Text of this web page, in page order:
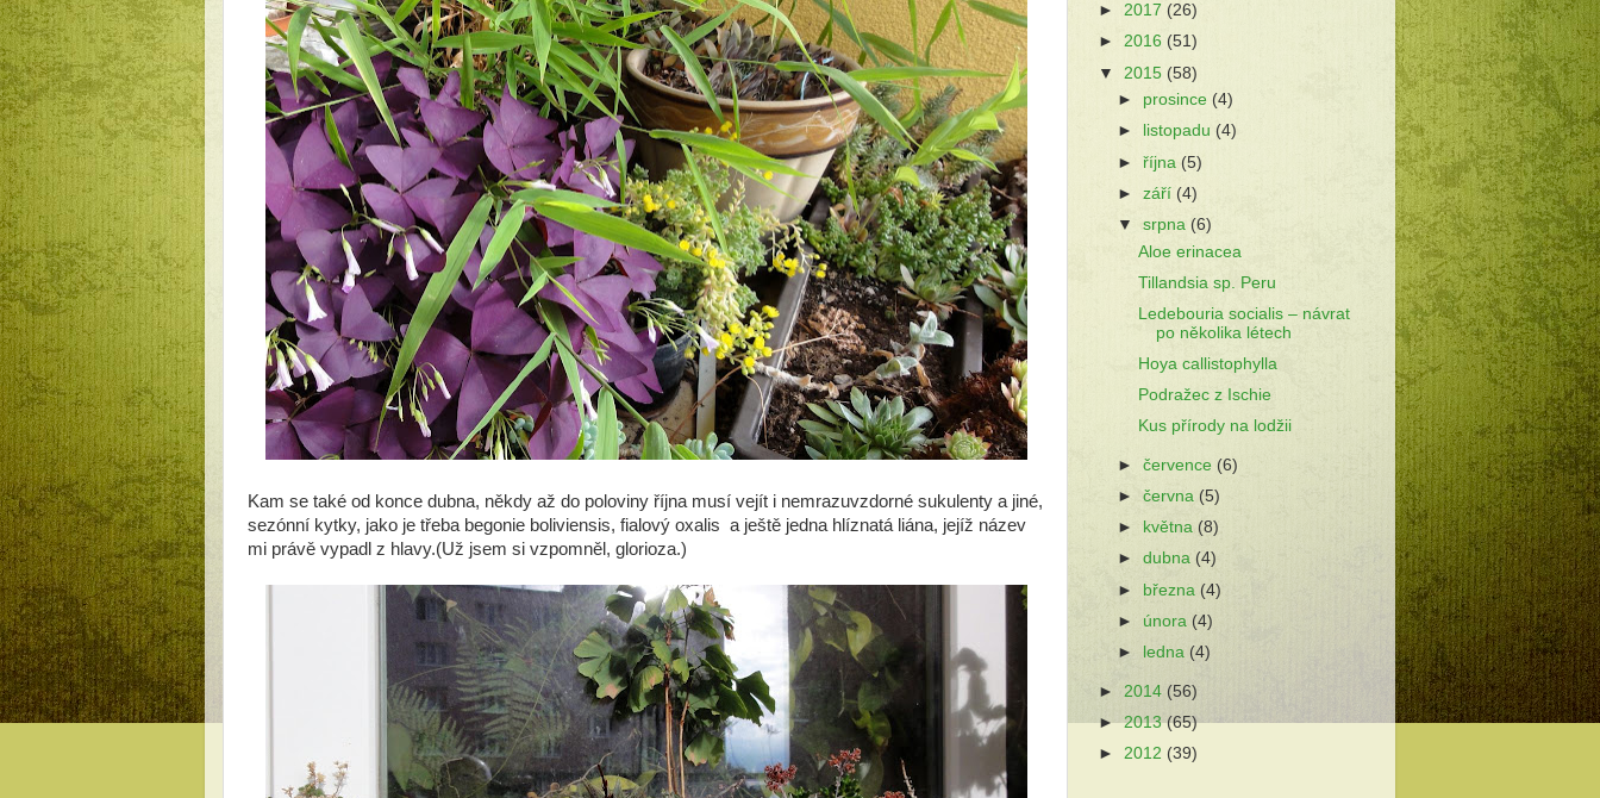
Kam se také od konce dubna, někdy až do poloviny října musí vejít i nemrazuvzdorné sukulenty a jiné,
sezónní kytky, jako je třeba begonie boliviensis, fialový oxalis a ještě jedna hlíznatá liána, jejíž název
mi právě vypadl z hlavy.(Už jsem si vzpomněl, glorioza.)
► 2017 (26)
► 2016 (51)
▼ 2015 (58)
► prosince (4)
►
listopadu (4)
►října(5)
►září (4)
▼srpna(6)
Aloe erinacea
Tillandsia sp. Peru
Ledebouria socialis – návrat
po několika létech
Hoya callistophylla
Podražec z Ischie
Kus přírody na lodžii
►července (6)
►června(5)
►
května (8)
►dubna (4)
► března (4)
► února (4)
►
ledna (4)
► 2014 (56)
►2013(65)
► 2012 (39)